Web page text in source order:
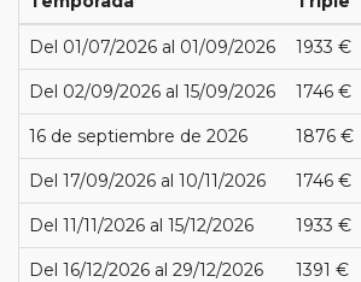
Del 01/07/2026 al 01/09/2026 1933 €
Del 02/09/2026 al 15/09/2026 1746 €
16 de septiembre de 2026 1876 €
Del 17/09/2026 al 10/11/2026 1746 €
Del 11/11/2026 al 15/12/2026 1933 €
Del 16/12/2026 al 29/12/2026 1391 €